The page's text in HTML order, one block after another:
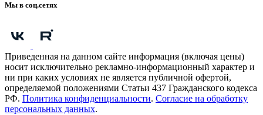
Мы в соц.сетях
Приведенная на данном сайте информация (включая цены)
носит исключительно рекламно-информационный характер и
ни при каких условиях не является публичной офертой,
определяемой положениями Статьи 437 Гражданского кодекса
РФ. Политика конфиденциальности. Согласие на обработку
персональных данных.